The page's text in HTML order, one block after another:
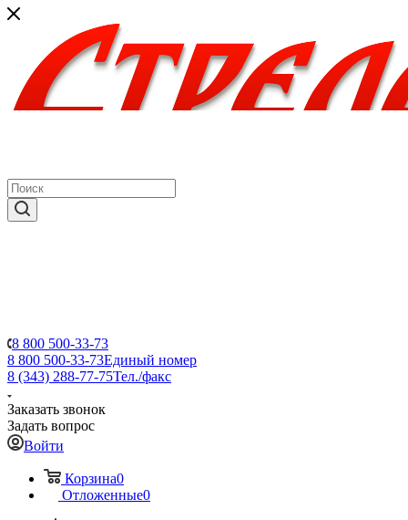
8 800 500-33-73
8 800 500-33-73Единый номер
8 (343) 288-77-75Тел./факс
Заказать звонок
Задать вопрос
Войти
Корзина0
Отложенные0